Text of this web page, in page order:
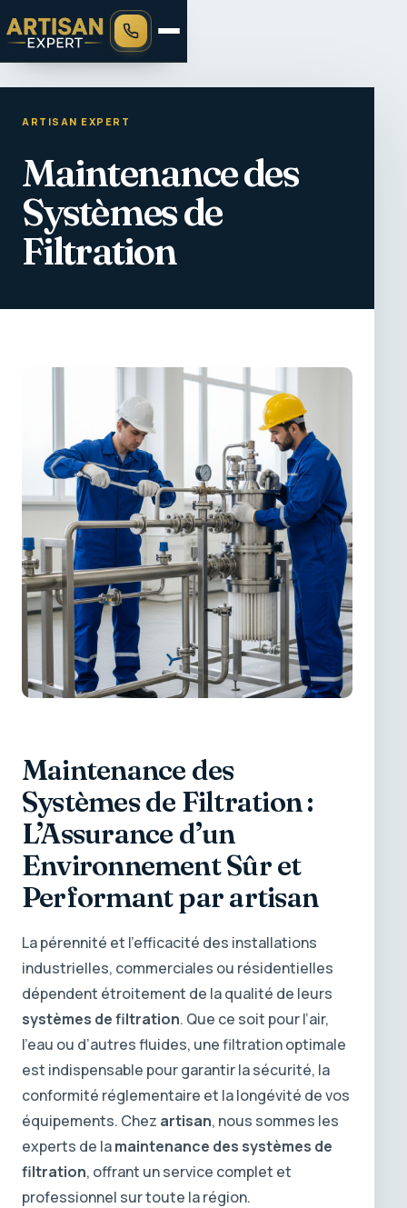
ARTISAN EXPERT
Maintenance des
Systèmes de
Filtration
Maintenance des
Systèmes de Filtration :
L’Assurance d’un
Environnement Sûr et
Performant par artisan
La pérennité et l’efficacité des installations
industrielles, commerciales ou résidentielles
dépendent étroitement de la qualité de leurs
systèmes de filtration. Que ce soit pour l’air,
l’eau ou d’autres fluides, une filtration optimale
est indispensable pour garantir la sécurité, la
conformité réglementaire et la longévité de vos
équipements. Chez artisan, nous sommes les
experts de lamaintenance des systèmes de
filtration, offrant un service complet et
professionnel sur toute la région.